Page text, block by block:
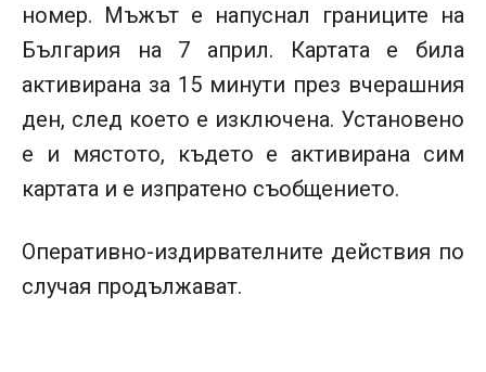
номер. Мъжът е напуснал границите на
България на 7 април. Картата е била
активирана за 15 минути през вчерашния
ден, след което е изключена. Установено
е и мястото, където е активирана сим
картата и е изпратено съобщението.
Оперативно-издирвателните действия по
случая продължават.